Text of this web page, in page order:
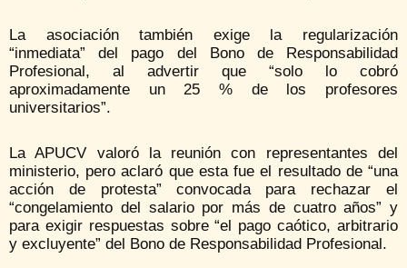
La asociación también exige la regularización
“inmediata” del pago del Bono de Responsabilidad
Profesional, al advertir que “solo lo cobró
aproximadamente un 25 % de los profesores
universitarios”.
La APUCV valoró la reunión con representantes del
ministerio, pero aclaró que esta fue el resultado de “una
acción de protesta” convocada para rechazar el
“congelamiento del salario por más de cuatro años” y
para exigir respuestas sobre “el pago caótico, arbitrario
y excluyente” del Bono de Responsabilidad Profesional.